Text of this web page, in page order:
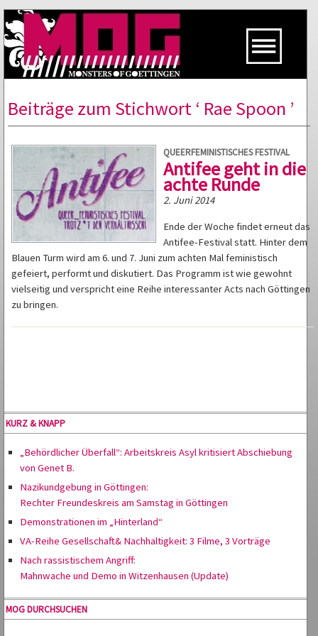
Beiträge zum Stichwort ‘ Rae Spoon ’
QUEERFEMINISTISCHES FESTIVAL
Antifee geht in die
achte Runde
2. Juni 2014
Ende der Woche findet erneut das
Antifee-Festival statt. Hinter dem
Blauen Turm wird am 6. und 7. Juni zum achten Mal feministisch
gefeiert, performt und diskutiert. Das Programm ist wie gewohnt
vielseitig und verspricht eine Reihe interessanter Acts nach Göttingen
zu bringen.
KURZ & KNAPP
„Behördlicher Überfall“: Arbeitskreis Asyl kritisiert Abschiebung
von Genet B.
Nazikundgebung in Göttingen:
Rechter Freundeskreis am Samstag in Göttingen
Demonstrationen im „Hinterland“
VA-Reihe Gesellschaft& Nachhaltigkeit: 3 Filme, 3 Vorträge
Nach rassistischem Angriff:
Mahnwache und Demo in Witzenhausen (Update)
MOG DURCHSUCHEN